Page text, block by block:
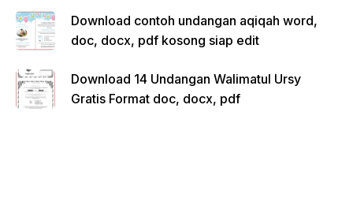
Download contoh undangan aqiqah word,
doc, docx, pdf kosong siap edit
Download 14 Undangan Walimatul Ursy
Gratis Format doc, docx, pdf